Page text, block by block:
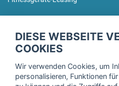
Trage dich hier für unseren
DIESE WEBSEITE
COOKIES
Wir verwenden Cookies, um
personalisieren, Funktionen